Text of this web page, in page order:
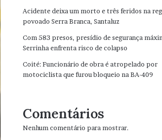
Acidente deixa um morto e três feridos na
povoado Serra Branca, Santaluz
Com 583 presos, presídio de segurança
Serrinha enfrenta risco de colapso
Coité: Funcionário de obra é atropelado por
motociclista que furou bloqueio na BA-409
Comentários
Nenhum comentário para mostrar.